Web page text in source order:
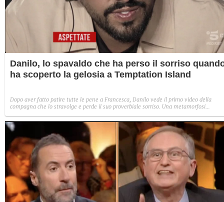
Danilo, lo spavaldo che ha perso il sorriso
ha scoperto la gelosia a Temptation Island
Dopo aver fatto patire tutte le pene a Francesca, Danilo vede il primo video della
compagna che lo stravolge e perde il suo proverbiale sorriso. Una metamorfosi